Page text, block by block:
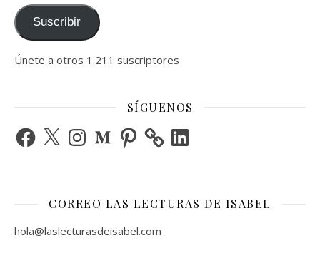
Suscribir
Únete a otros 1.211 suscriptores
SÍGUENOS
Facebook
X InstagramMediumPinterest LinkedIn
CORREO LAS LECTURAS DE ISABEL
hola@laslecturasdeisabel.com